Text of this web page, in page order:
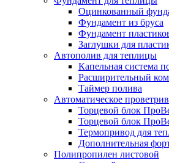
Оцинкованный
Фундамент из бруса
Фундамент
Заглушки для
Автополив для теплицы
Капельная система
Расширительный
Таймер полива
Автоматическое
Торцевой блок
Торцевой блок
Термопривод для
Дополнительная
Полипропилен листовой